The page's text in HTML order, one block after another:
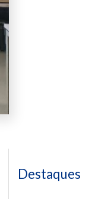
Destaques